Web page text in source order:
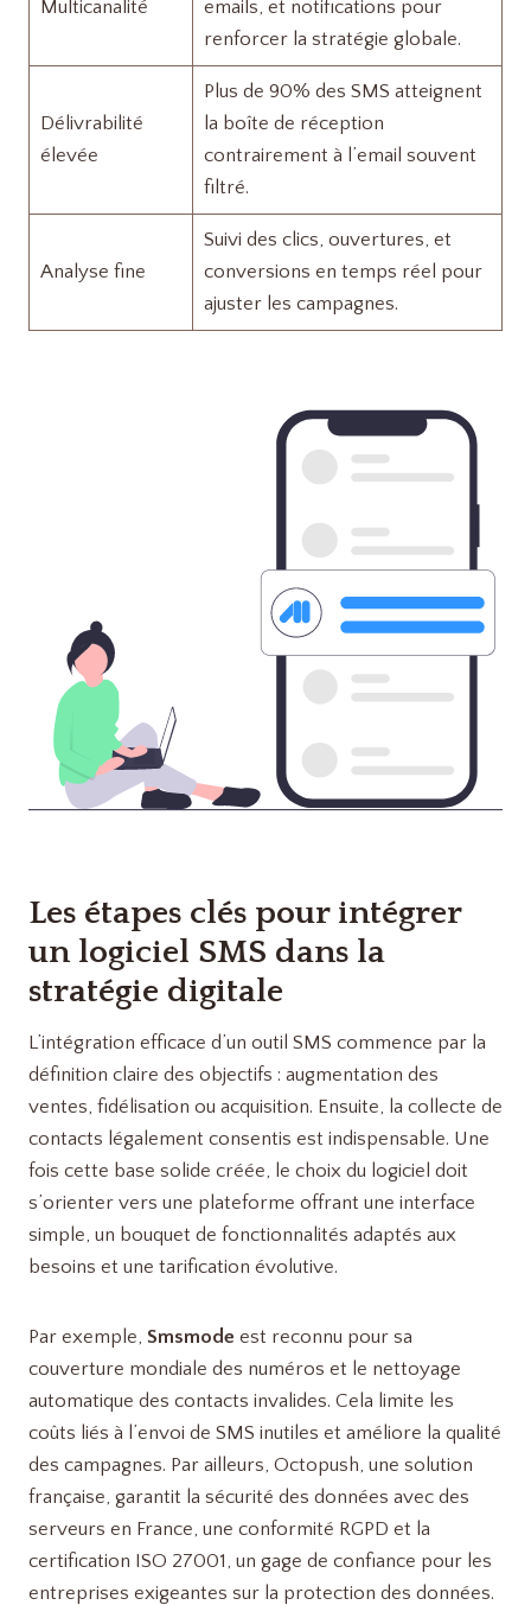
Multicanalité
emails, et notifications pour
renforcer la stratégie globale.
Délivrabilité
élevée
Plus de 90% des SMS atteignent
la boîte de réception
contrairement à l’email souvent
filtré.
Analyse fine
Suivi des clics, ouvertures, et
conversions en temps réel pour
ajuster les campagnes.
Les étapes clés pour intégrer
un logiciel SMS dans la
stratégie digitale
L’intégration efficace d’un outil SMS commence par la
définition claire des objectifs : augmentation des
ventes, fidélisation ou acquisition. Ensuite, la collecte de
contacts légalement consentis est indispensable. Une
fois cette base solide créée, le choix du logiciel doit
s’orienter vers une plateforme offrant une interface
simple, un bouquet de fonctionnalités adaptés aux
besoins et une tarification évolutive.
Par exemple, Smsmode est reconnu pour sa
couverture mondiale des numéros et le nettoyage
automatique des contacts invalides. Cela limite les
coûts liés à l’envoi de SMS inutiles et améliore la qualité
des campagnes. Par ailleurs, Octopush, une solution
française, garantit la sécurité des données avec des
serveurs en France, une conformité RGPD et la
certification ISO 27001, un gage de confiance pour les
entreprises exigeantes sur la protection des données.